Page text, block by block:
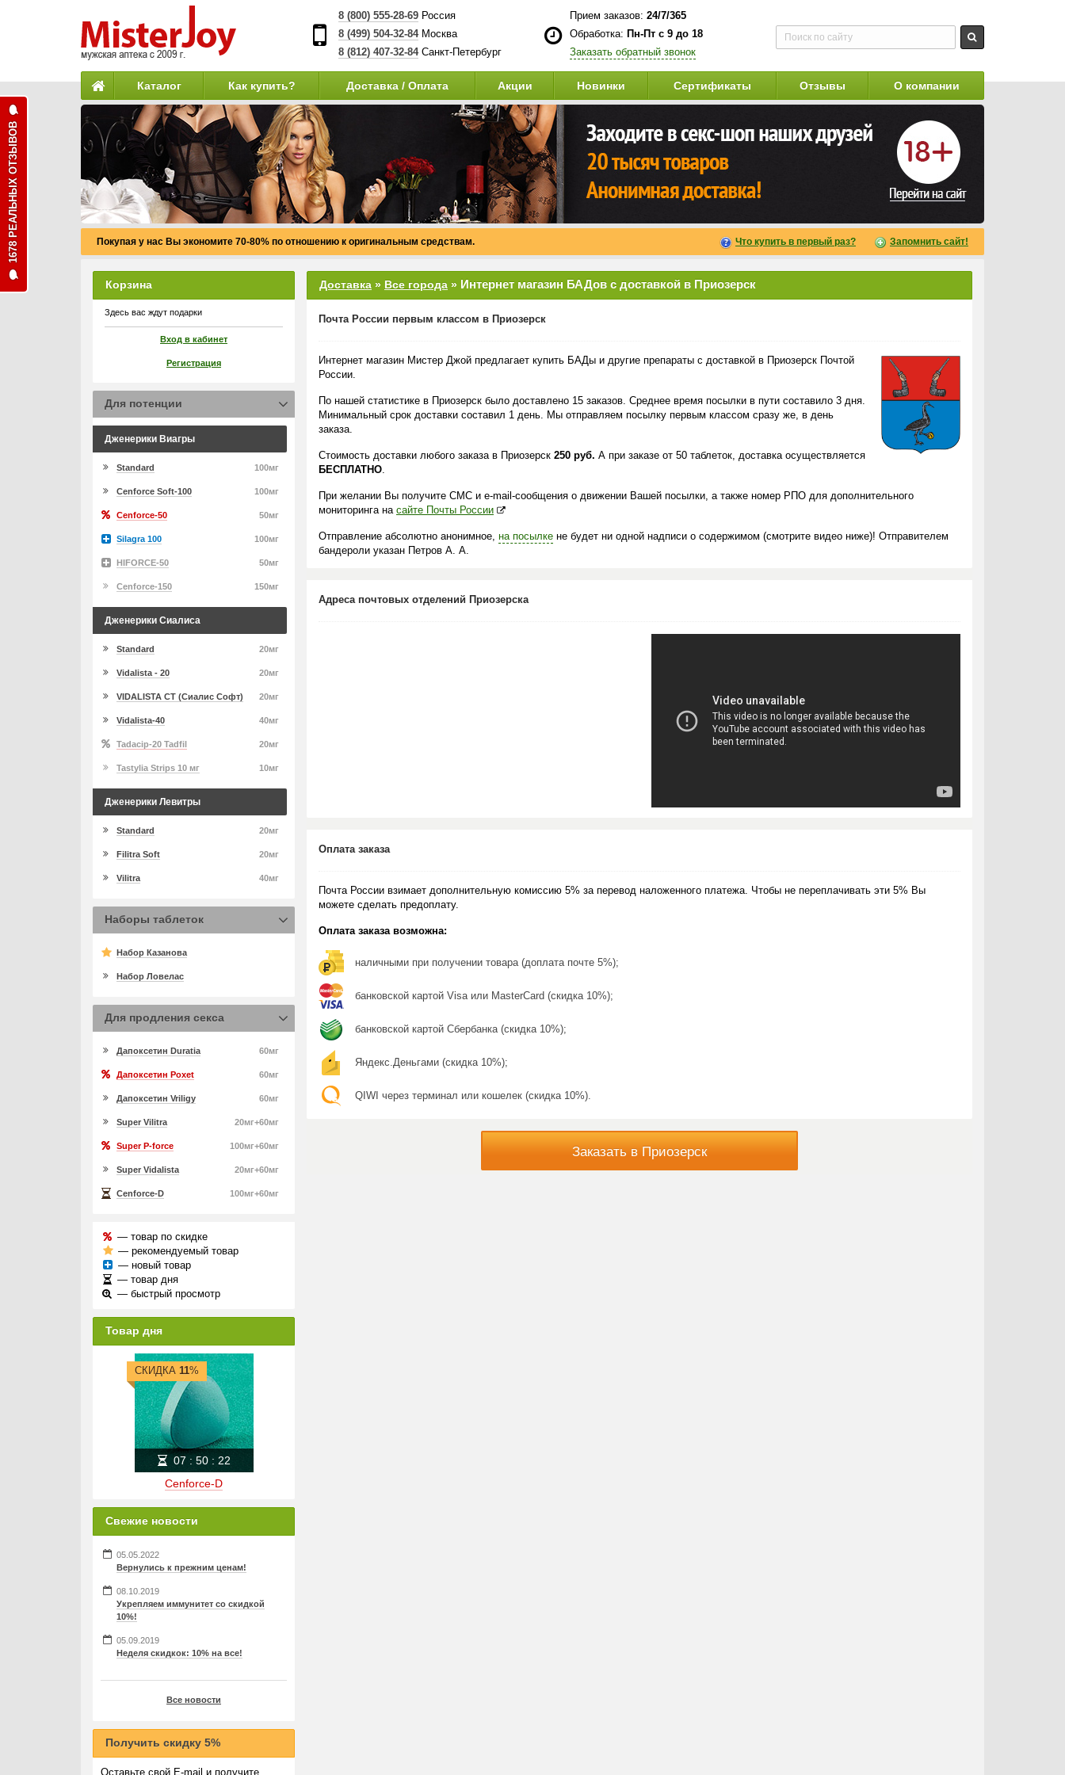
8 (800) 555-28-69Россия
8 (499) 504-32-84Москва
8 (812) 407-32-84 Санкт-Петербург
Прием заказов: 24/7/365
Обработка: Пн-Пт с 9 до 18
Заказать обратный звонок
Каталог Как купить? Доставка / Оплата Акции Новинки Сертификаты Отзывы О компании
Покупая у нас Вы экономите 70-80% по отношению к оригинальным средствам. Что купить в первый раз? Запомнить сайт!
Доставка » Все города » Интернет магазин БАДов с доставкой в Приозерск
Почта России первым классом в Приозерск
Интернет магазин Мистер Джой предлагает купить БАДы и другие препараты с доставкой в Приозерск Почтой
России.
По нашей статистике в Приозерск было доставлено 15 заказов. Среднее время посылки в пути составило 3 дня.
Минимальный срок доставки составил 1 день. Мы отправляем посылку первым классом сразу же, в день
заказа.
Стоимость доставки любого заказа в Приозерск 250 руб. А при заказе от 50 таблеток, доставка осуществляется
БЕСПЛАТНО.
При желании Вы получите СМС и e-mail-сообщения о движении Вашей посылки, а также номер РПО для дополнительного
мониторинга на сайте Почты России
Отправление абсолютно анонимное, на посылке не будет ни одной надписи о содержимом (смотрите видео ниже)! Отправителем
бандероли указан Петров А. А.
Адреса почтовых отделений Приозерска
Оплата заказа
Почта России взимает дополнительную комиссию 5% за перевод наложенного платежа. Чтобы не переплачивать эти 5% Вы
можете сделать предоплату.
Оплата заказа возможна:
наличными при получении товара (доплата почте 5%);
банковской картой Visa или MasterCard (скидка 10%);
банковской картой Сбербанка (скидка 10%);
Яндекс.Деньгами (скидка 10%);
QIWI через терминал или кошелек (скидка 10%).
Заказать в Приозерск
Корзина
Здесь вас ждут подарки
Вход в кабинет
Регистрация
Для потенции
Дженерики Виагры
100мг
Standard
100мг
Cenforce Soft-100
50мг
Cenforce-50
100мг
Silagra 100
50мг
HIFORCE-50
150мг
Cenforce-150
Дженерики Сиалиса
20мг
Standard
20мг
Vidalista - 20
20мг
VIDALISTA CT (Сиалис Софт)
40мг
Vidalista-40
20мг
Tadacip-20 Tadfil
10мг
Tastylia Strips 10 мг
Дженерики Левитры
20мг
Standard
20мг
Filitra Soft
40мг
Vilitra
Наборы таблеток
Набор Казанова
Набор Ловелас
Для продления секса
60мг
Дапоксетин Duratia
60мг
Дапоксетин Poxet
60мг
Дапоксетин Vriligy
20мг+60мг
Super Vilitra
100мг+60мг
Super P-force
20мг+60мг
Super Vidalista
100мг+60мг
Cenforce-D
— товар по скидке
— рекомендуемый товар
— новый товар
— товар дня
— быстрый просмотр
Товар дня
Cenforce-D
СКИДКА 11%
07 : 50: 22
Свежие новости
05.05.2022
Вернулись к прежним ценам!
08.10.2019
Укрепляем иммунитет со скидкой
10%!
05.09.2019
Неделя скидкок: 10% на все!
Все новости
Получить скидку 5%
Оставьте свой E-mail и получите
1678 РЕАЛЬНЫХ ОТЗЫВОВ